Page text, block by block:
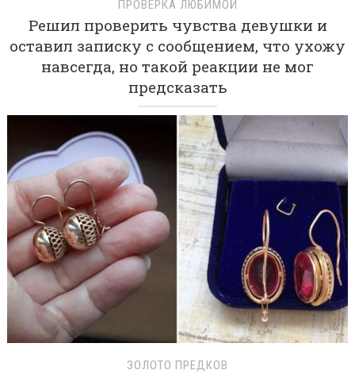
ПРОВЕРКА ЛЮБИМОЙ
Решил проверить чувства девушки и
оставил записку с сообщением, что ухожу
навсегда, но такой реакции не мог
предсказать
ЗОЛОТО ПРЕДКОВ